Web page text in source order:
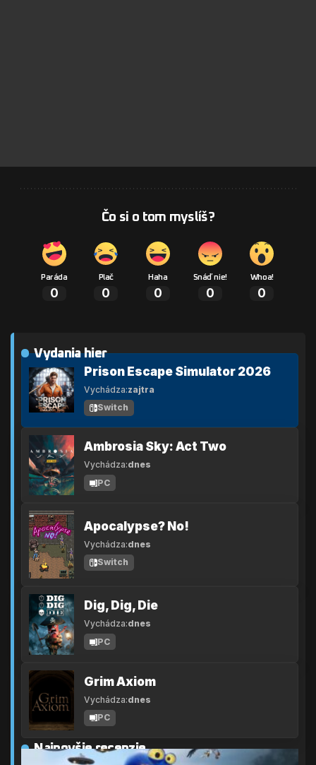
Čo si o tom myslíš?
Paráda
0
Plač
0
Haha
0
Snáď nie!
0
Whoa!
0
Vydania hier
Prison Escape Simulator 2026
Vychádza:zajtra
Switch
Ambrosia Sky: Act Two
Vychádza:dnes
PC
Apocalypse? No!
Vychádza:dnes
Switch
Dig, Dig, Die
Vychádza:dnes
PC
Grim Axiom
Vychádza:dnes
PC
Najnovšie recenzie